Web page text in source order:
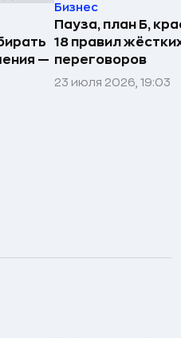
—
Бизнес
Пауза, план Б,
18 правил
переговоров
23 июля 2026, 19:03